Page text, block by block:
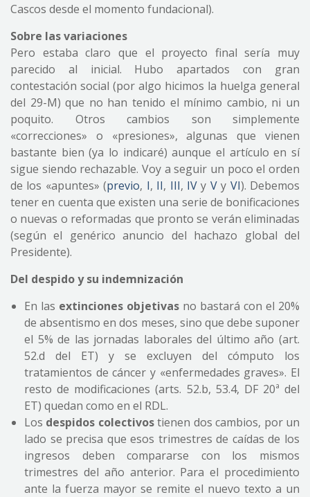
Cascos desde el momento fundacional).
Sobre las variaciones
Pero estaba claro que el proyecto final sería muy
parecido al inicial. Hubo apartados con gran
contestación social (por algo hicimos la huelga general
del 29-M) que no han tenido el mínimo cambio, ni un
poquito. Otros cambios son simplemente
«correcciones» o «presiones», algunas que vienen
bastante bien (ya lo indicaré) aunque el artículo en sí
sigue siendo rechazable. Voy a seguir un poco el orden
de los «apuntes» (previo, I, II, III, IVy Vy VI). Debemos
tener en cuenta que existen una serie de bonificaciones
o nuevas o reformadas que pronto se verán eliminadas
(según el genérico anuncio del hachazo global del
Presidente).
Del despido y su indemnización
En las extinciones objetivas no bastará con el 20%
de absentismo en dos meses, sino que debe suponer
el 5% de las jornadas laborales del último año (art.
52.d del ET) y se excluyen del cómputo los
tratamientos de cáncer y «enfermedades graves». El
resto de modificaciones (arts. 52.b, 53.4, DF 20ª del
ET) quedan como en el RDL.
Los despidos colectivostienen dos cambios, por un
lado se precisa que esos trimestres de caídas de los
ingresos deben compararse con los mismos
trimestres del año anterior. Para el procedimiento
ante la fuerza mayor se remite el nuevo texto a un